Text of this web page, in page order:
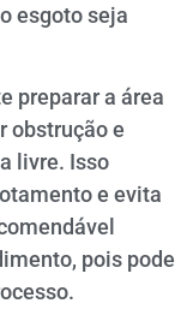
esgoto seja
preparar a área
obstrução e
livre. Isso
e evita
pois pode